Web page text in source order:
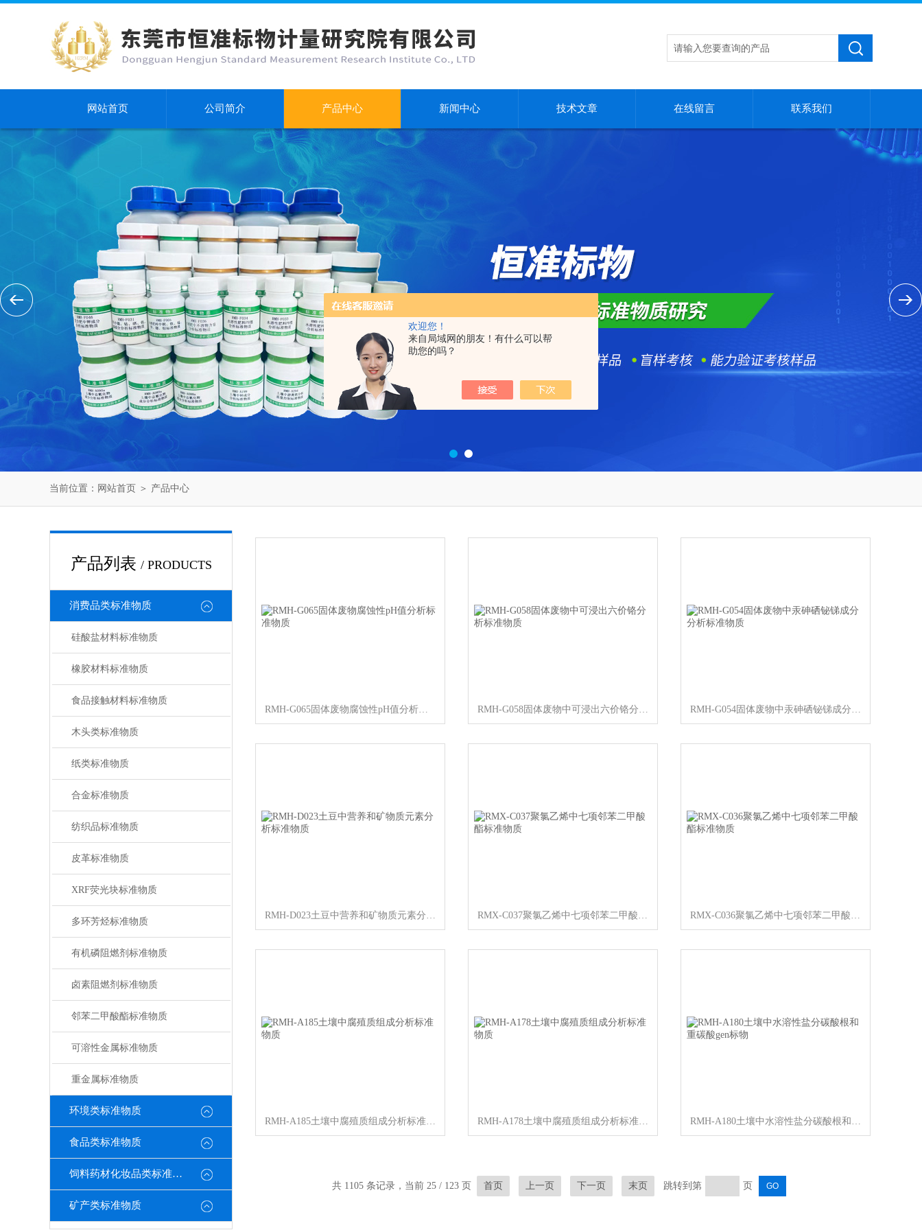
欢迎您！
来自局域网的朋友！有什么可以帮
助您的吗？
网站首页 公司简介 产品中心 新闻中心 技术文章 在线留言 联系我们
当前位置： 网站首页 ＞ 产品中心
产品列表 / PRODUCTS
消费品类标准物质
硅酸盐材料标准物质
橡胶材料标准物质
食品接触材料标准物质
木头类标准物质
纸类标准物质
合金标准物质
纺织品标准物质
皮革标准物质
XRF荧光块标准物质
多环芳烃标准物质
有机磷阻燃剂标准物质
卤素阻燃剂标准物质
邻苯二甲酸酯标准物质
可溶性金属标准物质
重金属标准物质
环境类标准物质
食品类标准物质
饲料药材化妆品类标准物质
矿产类标准物质
RMH-G065固体废物腐蚀性pH值分析标准物质 RMH-G058固体废物中可浸出六价铬分析标准物质 RMH-G054固体废物中汞砷硒铋锑成分分析标准物质
RMH-D023土豆中营养和矿物质元素分析标准物质 RMX-C037聚氯乙烯中七项邻苯二甲酸酯标准物质 RMX-C036聚氯乙烯中七项邻苯二甲酸酯标准物质
RMH-A185土壤中腐殖质组成分析标准物质 RMH-A178土壤中腐殖质组成分析标准物质 RMH-A180土壤中水溶性盐分碳酸根和重碳酸gen标物
共 1105 条记录，当前 25 / 123 页 首页 上一页 下一页 末页 跳转到第 页